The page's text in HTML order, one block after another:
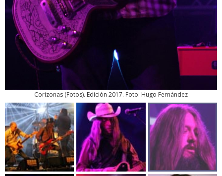
Corizonas (Fotos). Edición 2017. Foto: Hugo Fernández